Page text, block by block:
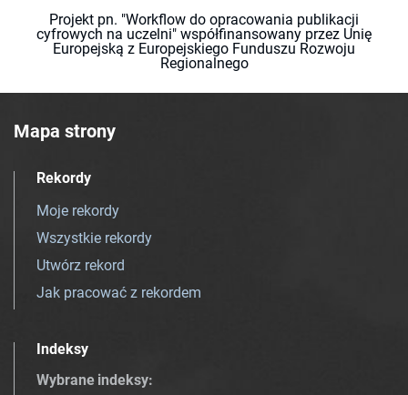
Projekt pn. "Workflow do opracowania publikacji
cyfrowych na uczelni" współfinansowany przez Unię
Europejską z Europejskiego Funduszu Rozwoju
Regionalnego
Mapa strony
Rekordy
Moje rekordy
Wszystkie rekordy
Utwórz rekord
Jak pracować z rekordem
Indeksy
Wybrane indeksy: